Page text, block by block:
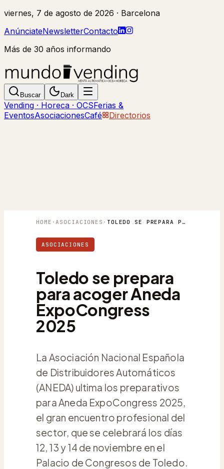
viernes, 7 de agosto de 2026 · Barcelona
AnúnciateNewsletterContacto
Más de 30 años informando
Buscar Dark
Vending · Horeca · OCSFerias &
EventosAsociacionesCafé Directorios
HOME ·ASOCIACIONES · TOLEDO SE PREPARA PARA ACOGER ANEDA EXPOCONGRESS 2025
ASOCIACIONES
Toledo se prepara
para acoger Aneda
ExpoCongress
2025
La Asociación Nacional Española
de Distribuidores Automáticos
(ANEDA) ultima los preparativos
para Aneda ExpoCongress 2025,
el gran encuentro profesional del
sector, que se celebrará los días
12, 13 y 14 de noviembre en el
Palacio de Congresos de Toledo.